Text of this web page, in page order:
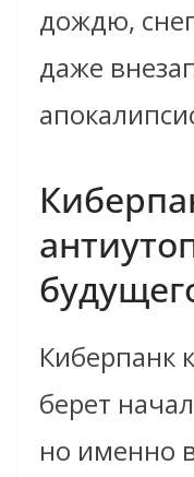
дождю,
даже
Киберпанк
берет
но именно